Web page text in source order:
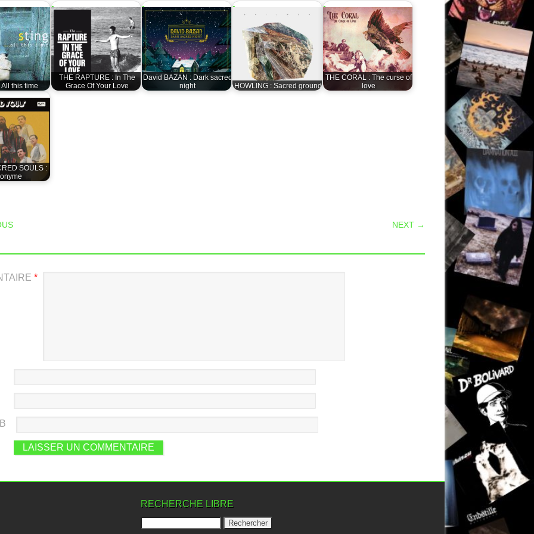
All this time
THE RAPTURE : In The
Grace Of Your Love
David BAZAN : Dark sacred
night
HOWLING : Sacred ground
THE CORAL : The curse of
love
SOULS :
NAVIGATION NEXT →
*
RECHERCHE LIBRE